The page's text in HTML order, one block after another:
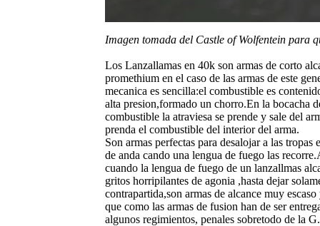
Imagen tomada del Castle of Wolfentein para
Los Lanzallamas en 40k son armas de corto
promethium en el caso de las armas de este
mecanica es sencilla:el combustible es
alta presion,formado un chorro.En la bocacha
combustible la atraviesa se prende y sale del
prenda el combustible del interior del arma.
Son armas perfectas para desalojar a las
de anda cando una lengua de fuego las
cuando la lengua de fuego de un lanzallmas
gritos horripilantes de agonia ,hasta dejar
contrapartida,son armas de alcance muy
que como las armas de fusion han de ser
algunos regimientos, penales sobretodo de la